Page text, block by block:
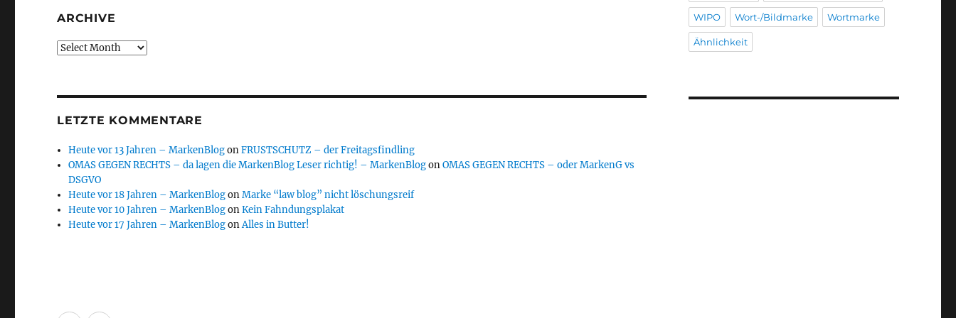
ARCHIVE
Archive
LETZTE KOMMENTARE
Heute vor 13 Jahren – MarkenBlogonFRUSTSCHUTZ – der Freitagsfindling
OMAS GEGEN RECHTS – da lagen die MarkenBlog Leser richtig! – MarkenBlogonOMAS GEGEN RECHTS – oder MarkenG vs
DSGVO
Heute vor 18 Jahren – MarkenBlogonMarke “law blog” nicht löschungsreif
Heute vor 10 Jahren – MarkenBlogonKein Fahndungsplakat
Heute vor 17 Jahren – MarkenBlogonAlles in Butter!
WIPO Wort-/Bildmarke Wortmarke
Ähnlichkeit